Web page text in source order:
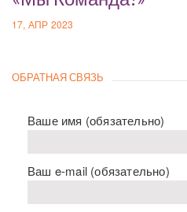
17, АПР 2023
ОБРАТНАЯ СВЯЗЬ
Ваше имя (обязательно)
Ваш e-mail (обязательно)